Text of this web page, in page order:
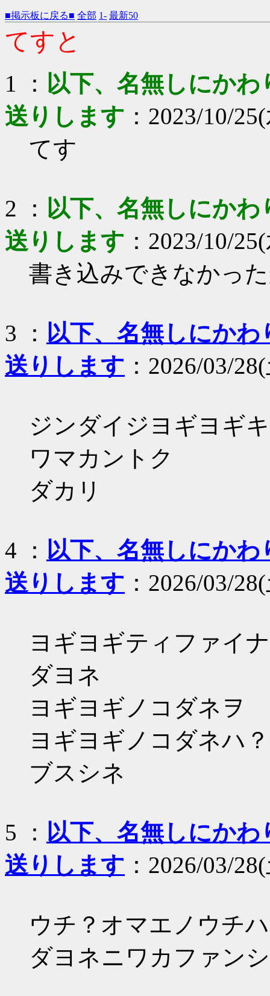
■掲示板に戻る■ 全部 1- 最新50
てすと
1 ： 以下、名無しにか
送りします ：2023/10/
てす
2 ： 以下、名無しにか
送りします ：2023/10/
書き込みできなかっ
3 ： 以下、名無しにか
送りします ：2026/03/
ジンダイジヨギヨギ
ワマカントク
ダカリ
4 ： 以下、名無しにか
送りします ：2026/03/
ヨギヨギティファイ
ダヨネ
ヨギヨギノコダネヲ
ヨギヨギノコダネハ？
ブスシネ
5 ： 以下、名無しにか
送りします ：2026/03/
ウチ？オマエノウチ
ダヨネニワカファン